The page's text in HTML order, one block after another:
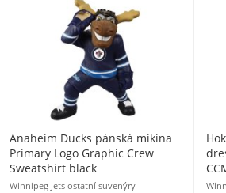
Anaheim Ducks pánská mikina
Primary Logo Graphic Crew
Sweatshirt black
Winnipeg Jets ostatní suvenýry